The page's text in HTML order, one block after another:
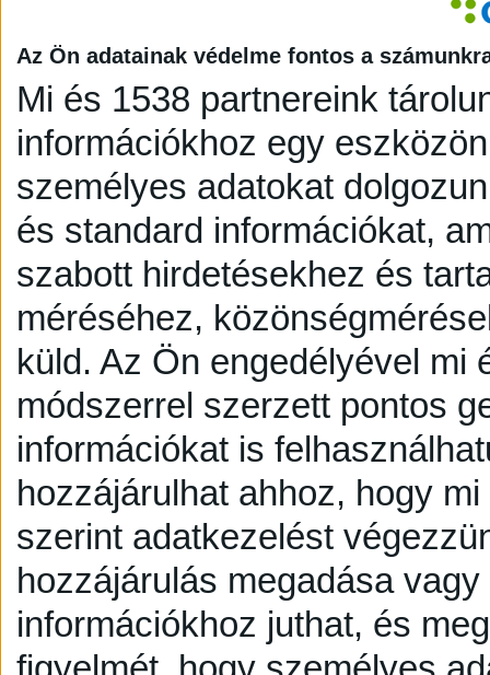
Az Ön adatainak védelme fontos a
Mi és 1538 partnereink
információkhoz egy
személyes adatokat
és standard információkat,
szabott hirdetésekhez és
méréséhez,
küld. Az Ön engedélyével mi
módszerrel szerzett pontos
információkat is
hozzájárulhat ahhoz, hogy
szerint adatkezelést
hozzájárulás megadása
információkhoz juthat, és